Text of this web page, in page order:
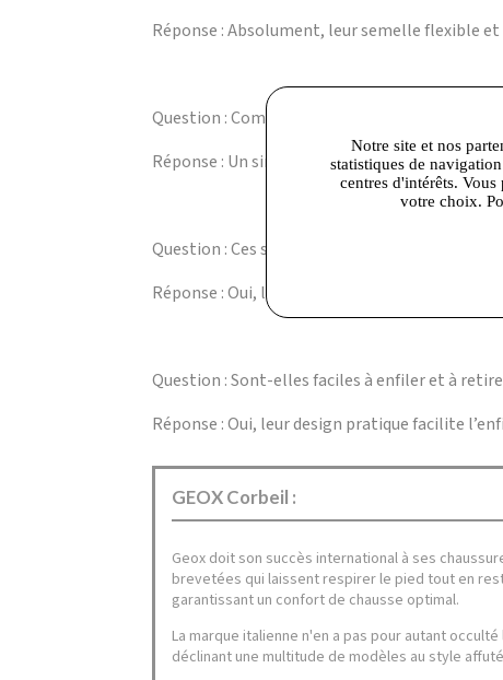
Réponse : Absolument, leur semelle flexible
Question : Comment entretenir ces sandales ?
Réponse : Un simple nettoyage à l’aide d’un
Question : Ces sandales sont-elles adaptées
Réponse : Oui, leur construction solide et leur
Question : Sont-elles faciles à enfiler et à
Réponse : Oui, leur design pratique facilite
GEOX Corbeil :
Geox doit son succès international à ses
brevetées qui laissent respirer le pied tout en
garantissant un confort de chausse optimal.
La marque italienne n'en a pas pour autant
déclinant une multitude de modèles au style
Notre site et nos
statistiques de
centres d'intérêts.
votre choix.